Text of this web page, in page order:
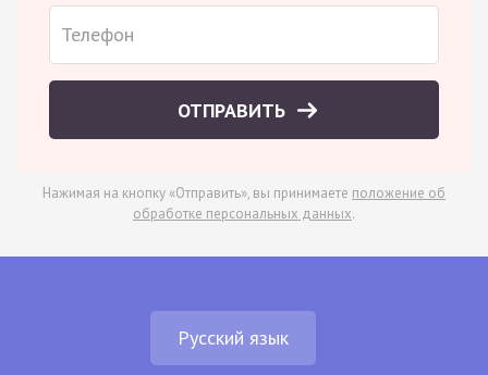
ОТПРАВИТЬ
Нажимая на кнопку «Отправить», вы принимаете положение об
обработке персональных данных.
Русский язык